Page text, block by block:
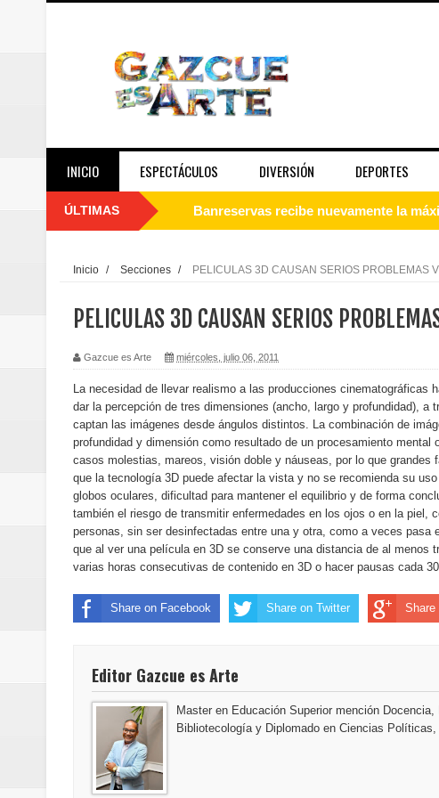
INICIO ESPECTÁCULOS DIVERSIÓN DEPORTES
ÚLTIMAS Juan Luis Guerra se acompaña del
Embajada dominicana en Francia y
Pavel Núñez y su Bipolarband
Banreservas y Banco Popular
“Los Rechazados 2” llega a los cines
Designan a Angelina Biviana Riveiro
Humano Seguros inaugura nueva
Banreservas destina RD$5,000
Sexappeal celebra 25 años de
Maridalia Hernández y El Canario se
Domingo
Inicio / Secciones / PELICULAS 3D CAUSAN SERIOS PROBLEMAS
PELICULAS 3D CAUSAN SERIOS
Gazcue es Arte miércoles, julio 06, 2011
La necesidad de llevar realismo a las producciones
dar la percepción de tres dimensiones (ancho, largo y profundidad),
captan las imágenes desde ángulos distintos. La combinación de
profundidad y dimensión como resultado de un procesamiento
casos molestias, mareos, visión doble y náuseas, por lo que
que la tecnología 3D puede afectar la vista y no se recomienda su
globos oculares, dificultad para mantener el equilibrio y de forma
también el riesgo de transmitir enfermedades en los ojos o en la
personas, sin ser desinfectadas entre una y otra, como a veces
que al ver una película en 3D se conserve una distancia de al
varias horas consecutivas de contenido en 3D o hacer pausas cada
Share on Facebook Share on Twitter Share
Editor Gazcue es Arte
Master en Educación Superior mención
Bibliotecología y Diplomado en Ciencias